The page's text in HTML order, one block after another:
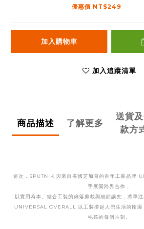
優惠價 NT$249
加入購物車
加入追蹤清單
商品描述 了解更多
送貨
款方
這次，SPUTNIK 與來自美國芝加哥的百年工裝品牌
手展開跨界合作，
以實用為本、結合工裝的俐落剪裁與細節講究，將專
UNIVERSAL OVERALL 以工裝撐起人們生活的輪
毛孩的每個片刻。